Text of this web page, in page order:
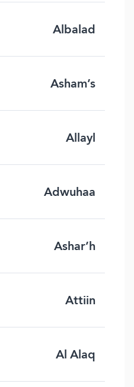
Albalad
Asham’s
Allayl
Adwuhaa
Ashar’h
Attiin
Al Alaq